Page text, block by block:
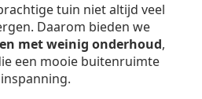
tuin niet altijd veel
Daarom bieden we
met weinig onderhoud,
een mooie buitenruimte